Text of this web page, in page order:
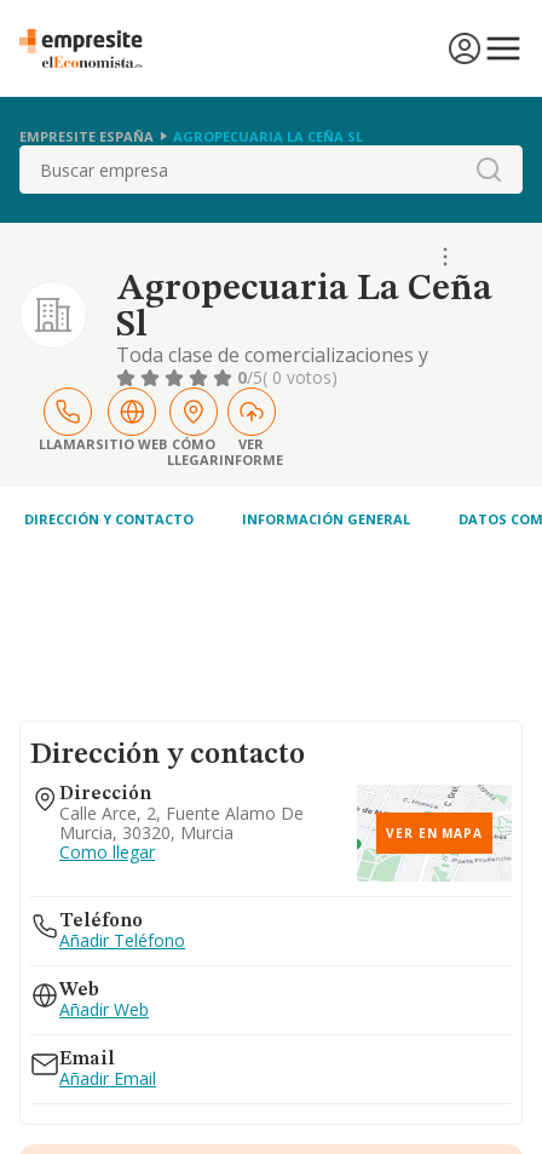
EMPRESITE ESPAÑA AGROPECUARIA LA CEÑA SL
Buscar
Agropecuaria La Ceña
Sl
Toda clase de comercializaciones y
explotaciones agricolas y ganaderas. directa
e indirectamente.
0/5( 0 votos)
LLAMARSITIO WEB CÓMO
LLEGAR
VER
INFORME
DIRECCIÓN Y CONTACTO INFORMACIÓN GENERAL DATOS
Dirección y contacto
Dirección
Calle Arce, 2, Fuente Alamo De
Murcia, 30320, Murcia
Como llegar
VER EN MAPA
Teléfono
Añadir Teléfono
Web
Añadir Web
Email
Añadir Email